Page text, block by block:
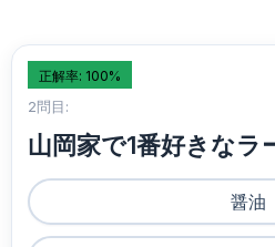
正解率: 100%
2問目:
山岡家で1番好きなラ
醤油